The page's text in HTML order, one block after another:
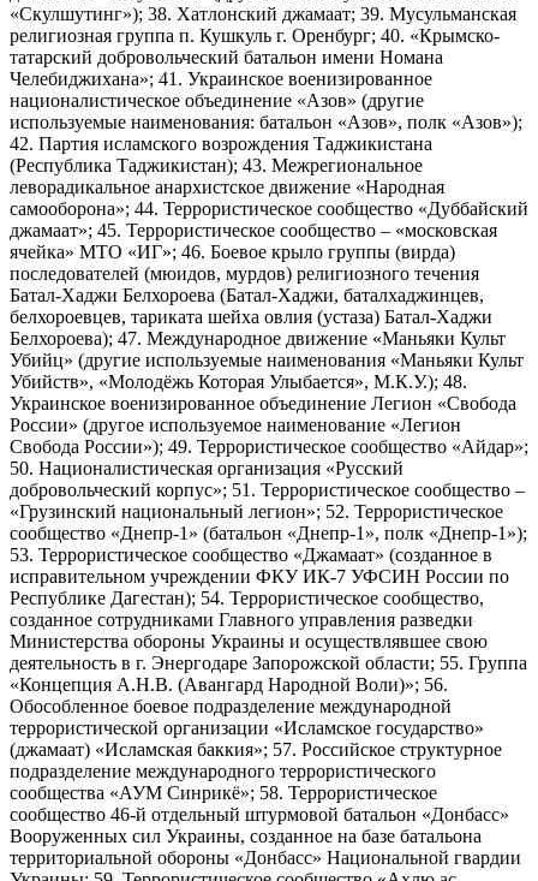
«Скулшутинг»); 38. Хатлонский джамаат; 39. Мусульманская
религиозная группа п. Кушкуль г. Оренбург; 40. «Крымско-
татарский добровольческий батальон имени Номана
Челебиджихана»; 41. Украинское военизированное
националистическое объединение «Азов» (другие
используемые наименования: батальон «Азов», полк «Азов»);
42. Партия исламского возрождения Таджикистана
(Республика Таджикистан); 43. Межрегиональное
леворадикальное анархистское движение «Народная
самооборона»; 44. Террористическое сообщество «Дуббайский
джамаат»; 45. Террористическое сообщество – «московская
ячейка» МТО «ИГ»; 46. Боевое крыло группы (вирда)
последователей (мюидов, мурдов) религиозного течения
Батал-Хаджи Белхороева (Батал-Хаджи, баталхаджинцев,
белхороевцев, тариката шейха овлия (устаза) Батал-Хаджи
Белхороева); 47. Международное движение «Маньяки Культ
Убийц» (другие используемые наименования «Маньяки Культ
Убийств», «Молодёжь Которая Улыбается», М.К.У.); 48.
Украинское военизированное объединение Легион «Свобода
России» (другое используемое наименование «Легион
Свобода России»); 49. Террористическое сообщество «Айдар»;
50. Националистическая организация «Русский
добровольческий корпус»; 51. Террористическое сообщество –
«Грузинский национальный легион»; 52. Террористическое
сообщество «Днепр-1» (батальон «Днепр-1», полк «Днепр-1»);
53. Террористическое сообщество «Джамаат» (созданное в
исправительном учреждении ФКУ ИК-7 УФСИН России по
Республике Дагестан); 54. Террористическое сообщество,
созданное сотрудниками Главного управления разведки
Министерства обороны Украины и осуществлявшее свою
деятельность в г. Энергодаре Запорожской области; 55. Группа
«Концепция А.Н.В. (Авангард Народной Воли)»; 56.
Обособленное боевое подразделение международной
террористической организации «Исламское государство»
(джамаат) «Исламская баккия»; 57. Российское структурное
подразделение международного террористического
сообщества «АУМ Синрикё»; 58. Террористическое
сообщество 46-й отдельный штурмовой батальон «Донбасс»
Вооруженных сил Украины, созданное на базе батальона
территориальной обороны «Донбасс» Национальной гвардии